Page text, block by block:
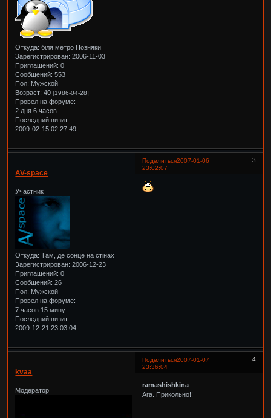
Откуда: біля метро Позняки
Зарегистрирован: 2006-11-03
Приглашений: 0
Сообщений: 553
Пол: Мужской
Возраст: 40[1986-04-28]
Провел на форуме:
2 дня 6 часов
Последний визит:
2009-02-15 02:27:49
Поделиться 3
2007-01-06
23:02:07
AV-space
Участник
Откуда: Там, де сонце на стiнах
Зарегистрирован: 2006-12-23
Приглашений: 0
Сообщений: 26
Пол: Мужской
Провел на форуме:
7 часов 15 минут
Последний визит:
2009-12-21 23:03:04
Поделиться 4
2007-01-07
23:36:04
kvaa
Модератор
ramashishkina
Ага. Прикольно!!